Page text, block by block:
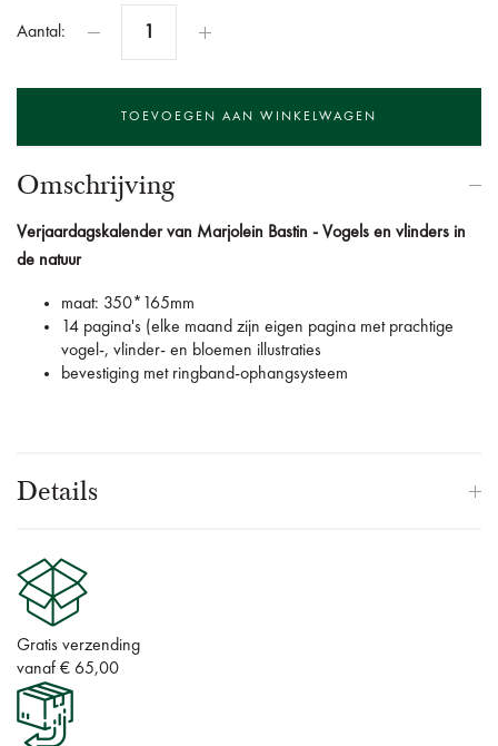
Aantal:
Omschrijving
Verjaardagskalender van Marjolein Bastin - Vogels en vlinders in
de natuur
maat: 350*165mm
14 pagina's (elke maand zijn eigen pagina met prachtige
vogel-, vlinder- en bloemen illustraties
bevestiging met ringband-ophangsysteem
Details
Gratis verzending
vanaf € 65,00